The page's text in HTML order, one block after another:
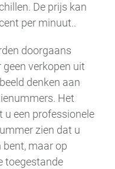
De prijs kan
per minuut..
doorgaans
verkopen uit
denken aan
Het
u een professionele
zien dat u
bent, maar op
toegestande